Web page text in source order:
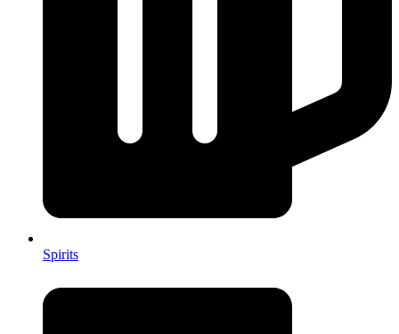
Spirits